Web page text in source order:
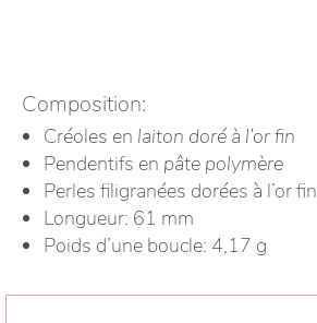
Composition:
Créoles en laiton doré à l’or fin
Pendentifs en pâte polymère
Perles filigranées dorées à l’or fin
Longueur: 61 mm
Poids d’une boucle: 4,17 g